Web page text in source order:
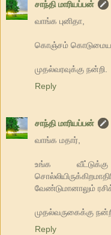
சாந்தி மாரியப்பன்
வாங்க புனிதா,
கொஞ்சம்
முதல்வரவுக்கு நன்றி.
Reply
சாந்தி மாரியப்பன்
வாங்க மதார்,
உங்க
வேண்டுமானாலும்
முதல்வருகைக்கு
Reply